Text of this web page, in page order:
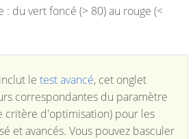
: du vert foncé (> 80) au rouge (<
le test avancé, cet onglet
correspondantes du paramètre
critère d'optimisation) pour les
et avancés. Vous pouvez basculer